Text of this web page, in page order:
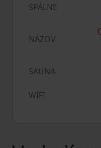
SPÁLNE
NÁZOV
SAUNA
WIFI